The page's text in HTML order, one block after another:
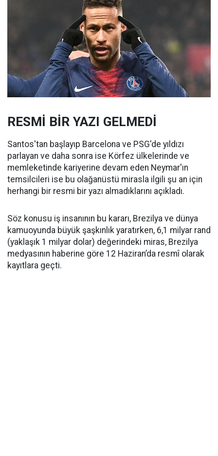
RESMİ BİR YAZI GELMEDİ
Santos'tan başlayıp Barcelona ve PSG'de yıldızı
parlayan ve daha sonra ise Körfez ülkelerinde ve
memleketinde kariyerine devam eden Neymar'ın
temsilcileri ise bu olağanüstü mirasla ilgili şu an için
herhangi bir resmi bir yazı almadıklarını açıkladı.
Söz konusu iş insanının bu kararı, Brezilya ve dünya
kamuoyunda büyük şaşkınlık yaratırken, 6,1 milyar rand
(yaklaşık 1 milyar dolar) değerindeki miras, Brezilya
medyasının haberine göre 12 Haziran’da resmî olarak
kayıtlara geçti.